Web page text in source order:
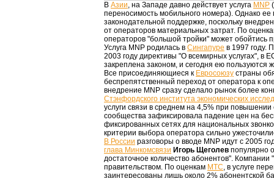
В Азии, на Западе давно действует услуга MNP (
переносимость мобильного номера). Однако
законодательной поддержке, поскольку
от операторов материальных затрат. По
операторов "большой тройки" может обойтись
Услуга MNP родилась в Сингапуре в 1997 году.
2003 году директивы "О всемирных услугах", в
закреплена законом, и сегодня ею пользуются
Все присоединяющиеся к Евросоюзу страны
беспрепятственный переход от оператора к
внедрение MNP сразу сделало рынок более
Стэнфордского института экономических
услуги связи в среднем на 4,5% при повышении
сообщества зафиксировала падение цен на
фиксированных сетях для национальных
критерии выбора оператора сильно
В России разговоры о вводе MNP идут с 2005
глава Минкомсвязи Игорь Щеголев популярно
достаточное количество абонентов".
правительством. По оценкам МТС, в услуге
заинтересованы лишь около 2% абонентской